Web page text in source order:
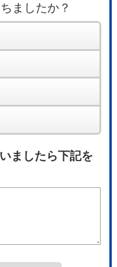
ましたか？
ましたら下記を